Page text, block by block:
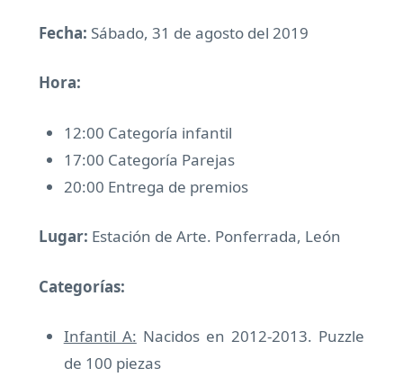
Fecha: Sábado, 31 de agosto del 2019
Hora:
12:00 Categoría infantil
17:00 Categoría Parejas
20:00 Entrega de premios
Lugar: Estación de Arte. Ponferrada, León
Categorías:
Infantil A: Nacidos en 2012-2013. Puzzle
de 100 piezas